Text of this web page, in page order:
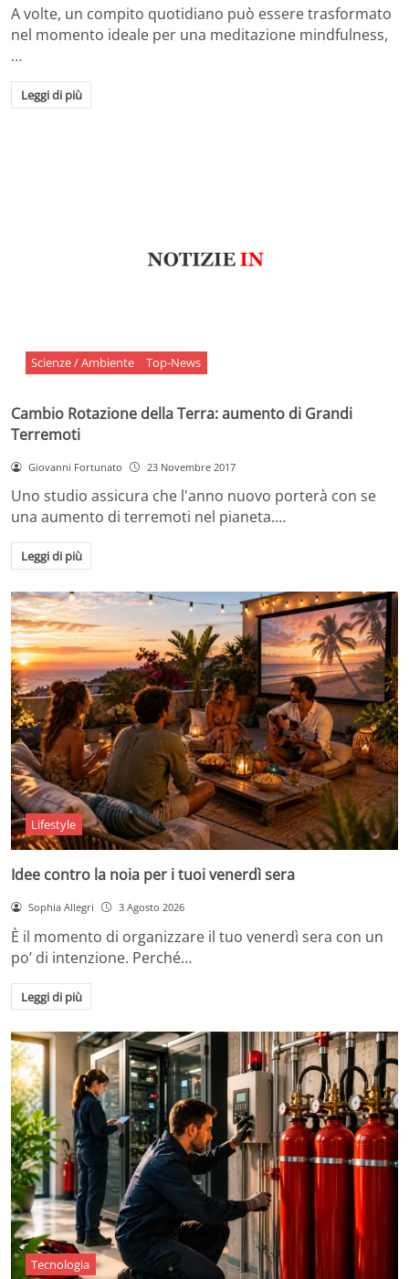
A volte, un compito quotidiano può essere trasformato
nel momento ideale per una meditazione mindfulness,
…
Leggi di più
Scienze / Ambiente Top-News
Cambio Rotazione della Terra: aumento di Grandi
Terremoti
Giovanni Fortunato 23 Novembre 2017
Uno studio assicura che l'anno nuovo porterà con se
una aumento di terremoti nel pianeta.…
Leggi di più
Lifestyle
Idee contro la noia per i tuoi venerdì sera
Sophia Allegri 3 Agosto 2026
È il momento di organizzare il tuo venerdì sera con un
po’ di intenzione. Perché…
Leggi di più
Tecnologia